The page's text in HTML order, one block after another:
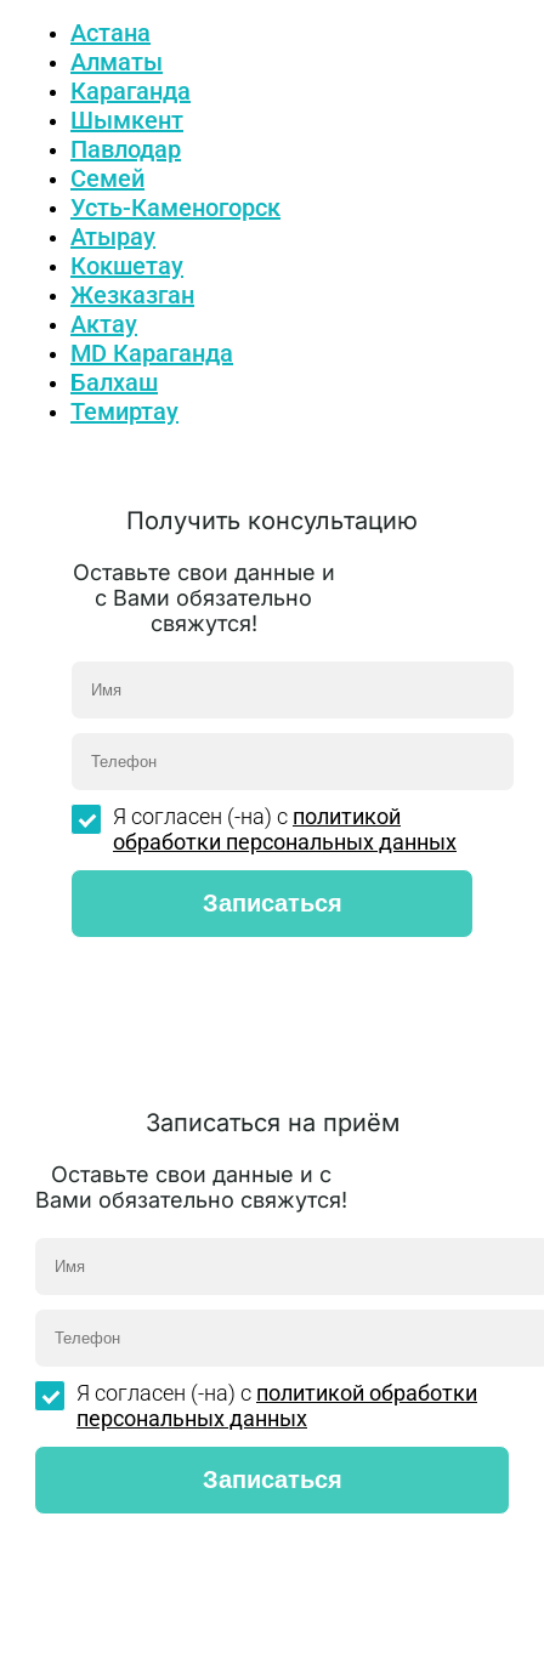
Астана
Алматы
Караганда
Шымкент
Павлодар
Семей
Усть-Каменогорск
Атырау
Кокшетау
Жезказган
Актау
MD Караганда
Балхаш
Темиртау
Получить консультацию
Оставьте свои данные и
с Вами обязательно
свяжутся!
Я согласен (-на) с политикой
обработки персональных данных
Записаться на приём
Оставьте свои данные и с
Вами обязательно свяжутся!
Я согласен (-на) с политикой обработки
персональных данных